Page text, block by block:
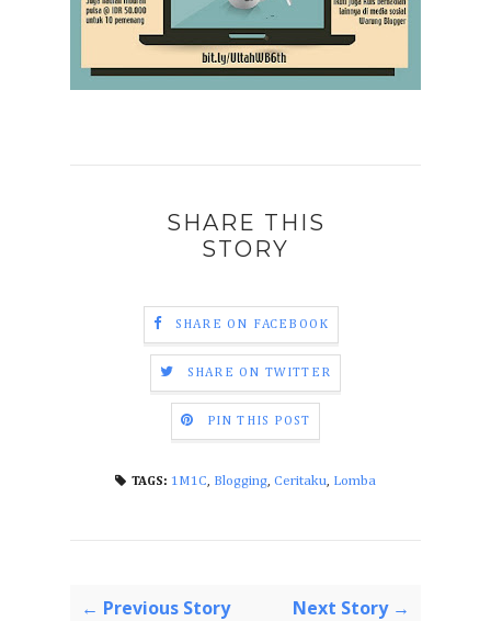
SHARE THIS
STORY
SHARE ON FACEBOOK
SHARE ON TWITTER
PIN THIS POST
TAGS: 1M1C, Blogging, Ceritaku, Lomba
← Previous Story Next Story →